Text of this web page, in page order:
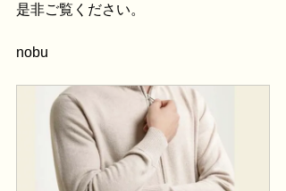
是非ご覧ください。
nobu